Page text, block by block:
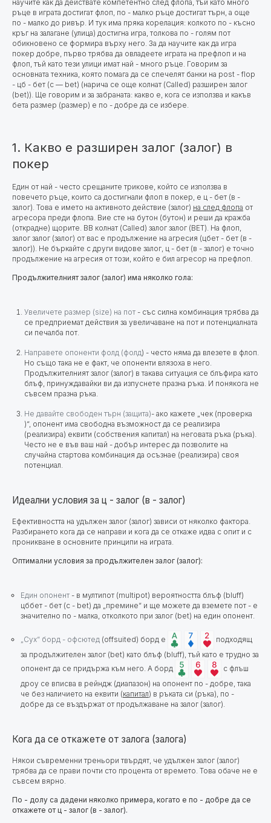
научите как да действате компетентно след флопа, тъй като много
ръце в играта достигат флоп, по - малко ръце достигат търн, а още
по - малко до ривър. И тук има пряка корелация: колкото по - късно
кръг на залагане (улица) достигна игра, толкова по - голям пот
обикновено се формира върху него. За да научите как да игра
покер добре, първо трябва да овладеете играта на префлоп и на
флоп, тъй като тези улици имат най - много ръце. Говорим за
основната техника, която помага да се спечелят банки на post - flop
- цб - бет (c — bet) (нарича се още колнат (Called) разширен залог
(bet)). Ще говорим и за забраната: какво е, кога се използва и какъв
бета размер (размер) е по - добре да се избере.
1. Какво е разширен залог (залог) в
покер
Един от най - често срещаните трикове, който се използва в
повечето ръце, които са достигнали флоп в покер, е ц - бет (в -
залог). Това е името на активното действие (залог) на след флопа от
агресора преди флопа. Вие сте на бутон (бутон) и реши да кражба
(открадне) щорите. BB колнат (Called) залог залог (BET). На флоп,
залог залог (залог) от вас е продължение на агресия (цбет - бет (в -
залог)). Не бъркайте с други видове залог, ц - бет (в - залог) е точно
продължение на агресия от този, който е бил агресор на префлоп.
Продължителният залог (залог) има няколко гола:
Увеличете размер (size) на пот - със силна комбинация трябва да
се предприемат действия за увеличаване на пот и потенциалната
си печалба пот.
Направете опоненти фолд (фолд) - често няма да влезете в флоп.
Но също така не е факт, че опоненти влязоха в него.
Продължителният залог (залог) в такава ситуация се блъфира като
блъф, принуждавайки ви да изпуснете празна ръка. И понякога не
съвсем празна ръка.
Не давайте свободен търн (защита)- ако кажете „чек (проверка
)“, опонент има свободна възможност да се реализира
(реализира) еквити (собствения капитал) на неговата ръка (ръка).
Често не е във ваш най - добър интерес да позволите на
случайна стартова комбинация да осъзнае (реализира) своя
потенциал.
Идеални условия за ц - залог (в - залог)
Ефективността на удължен залог (залог) зависи от няколко фактора.
Разбирането кога да се направи и кога да се откаже идва с опит и с
проникване в основните принципи на играта.
Оптимални условия за продължителен залог (залог):
Един опонент - в мултипот (multipot) вероятността блъф (bluff)
цббет - бет (c - bet) да „премине“ и ще можете да вземете пот - е
значително по - малка, отколкото при залог (bet) на един опонент.
„Сух“ борд - офсютед (offsuited) борд е
подходящ
за продължителен залог (bet) като блъф (bluff), тъй като е трудно за
опонент да се придържа към него. А борд
с флъш
дроу се вписва в рейндж (диапазон) на опонент по - добре, така
че без наличието на еквити (капитал) в ръката си (ръка), по -
добре да се въздържат от продължаване на залог (залог).
Кога да се откажете от залога (залога)
Някои съвременни треньори твърдят, че удължен залог (залог)
трябва да се прави почти сто процента от времето. Това обаче не е
съвсем вярно.
По - долу са дадени няколко примера, когато е по - добре да се
откажете от ц - залог (в - залог).